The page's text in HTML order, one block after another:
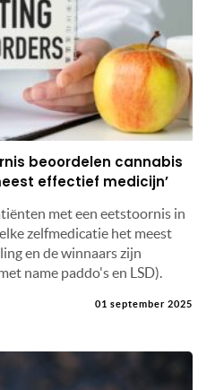
beoordelen cannabis
effectief medicijn’
met een eetstoornis in
zelfmedicatie het meest
en de winnaars zijn
name paddo's en LSD).
01 september 2025